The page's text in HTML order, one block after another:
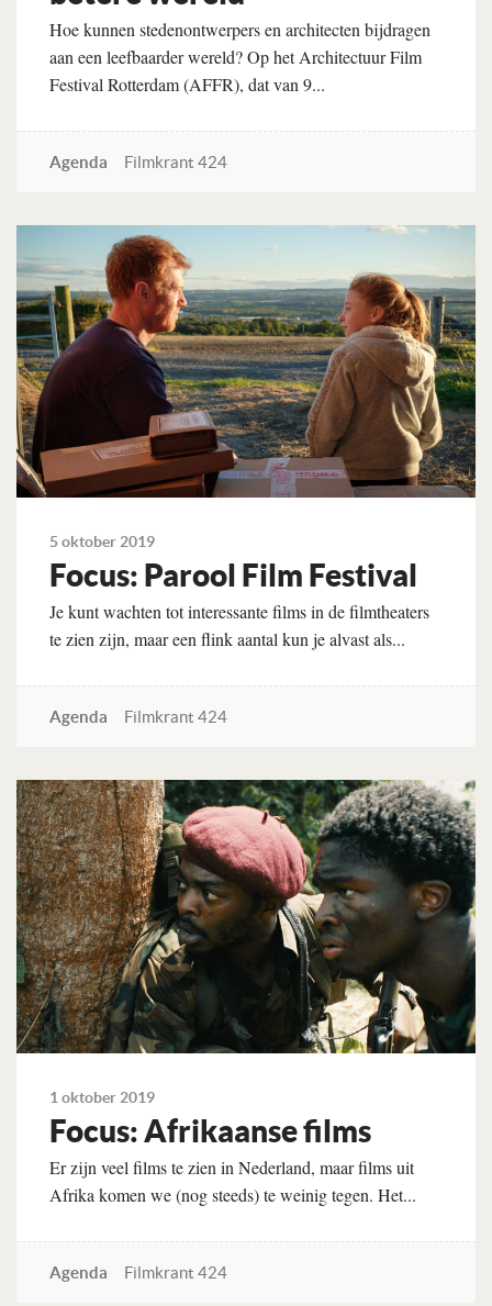
Hoe kunnen stedenontwerpers en architecten bijdragen
aan een leefbaarder wereld? Op het Architectuur Film
Festival Rotterdam (AFFR), dat van 9...
Agenda Filmkrant 424
Lees verder
5 oktober 2019
Focus: Parool Film Festival
Je kunt wachten tot interessante films in de filmtheaters
te zien zijn, maar een flink aantal kun je alvast als...
Agenda Filmkrant 424
Lees verder
1 oktober 2019
Focus: Afrikaanse films
Er zijn veel films te zien in Nederland, maar films uit
Afrika komen we (nog steeds) te weinig tegen. Het...
Agenda Filmkrant 424